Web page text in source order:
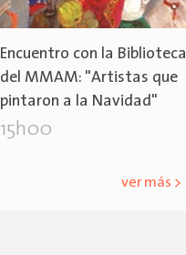
Encuentro con la Biblioteca
del MMAM: "Artistas que
pintaron a la Navidad"
15h00
ver más >